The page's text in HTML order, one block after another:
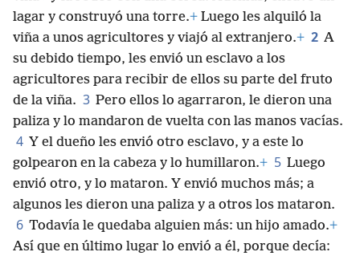
lagar y construyó una torre.+ Luego les alquiló la
viña a unos agricultores y viajó al extranjero.+ 2 A
su debido tiempo, les envió un esclavo a los
agricultores para recibir de ellos su parte del fruto
de la viña. 3 Pero ellos lo agarraron, le dieron una
paliza y lo mandaron de vuelta con las manos vacías.
4 Y el dueño les envió otro esclavo, y a este lo
golpearon en la cabeza y lo humillaron.+ 5 Luego
envió otro, y lo mataron. Y envió muchos más; a
algunos les dieron una paliza y a otros los mataron.
6 Todavía le quedaba alguien más: un hijo amado.+
Así que en último lugar lo envió a él, porque decía: